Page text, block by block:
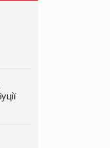
Heinz скоротила
у першому півріччі